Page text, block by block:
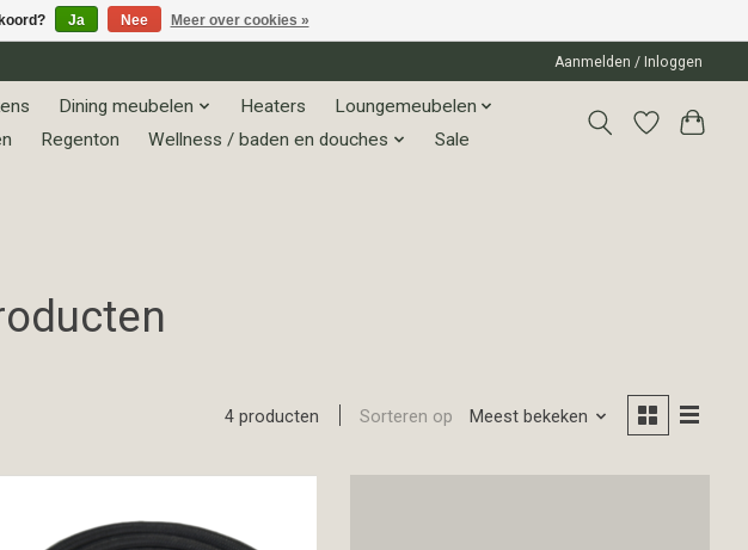
Aanmelden / Inloggen
Dining meubelen Heaters
Loungemeubelen
Regenton Wellness / baden en douches Sale
4 producten Sorteren op Meest bekeken
Ja Nee Meer over cookies »